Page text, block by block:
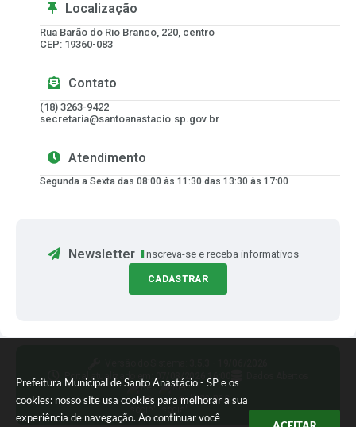
Prefeitura Municipal de Santo Anastácio - SP e os
cookies: nosso site usa cookies para melhorar a sua
experiência de navegação. Ao continuar você
Localização
Rua Barão do Rio Branco, 220, centro
CEP: 19360-083
Contato
(18) 3263-9422
secretaria@santoanastacio.sp.gov.br
Atendimento
Segunda a Sexta das 08:00 às 11:30 das 13:30 às 17:00
Newsletter Inscreva-se e receba informativos
CADASTRAR
Siga-nos